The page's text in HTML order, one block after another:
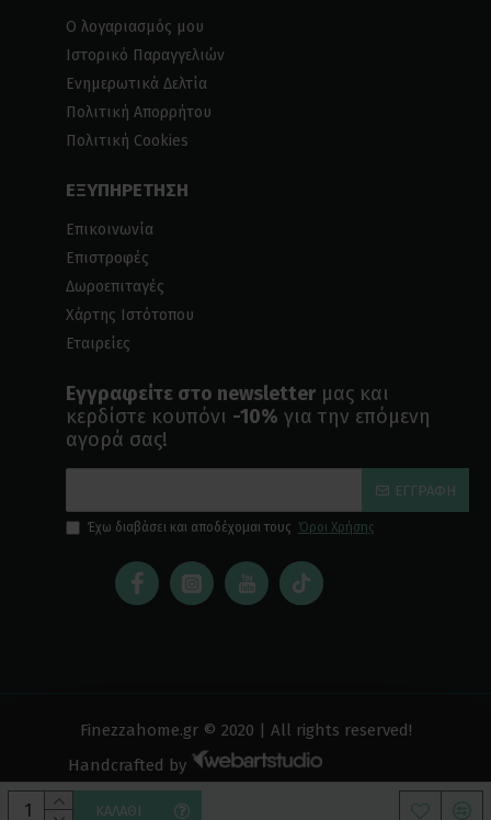
ΚΑΛΆΘΙ
Ο λογαριασμός μου
Ιστορικό Παραγγελιών
Ενημερωτικά Δελτία
Πολιτική Απορρήτου
Πολιτική Cookies
ΕΞΥΠΗΡΕΤΗΣΗ
Επικοινωνία
Επιστροφές
Δωροεπιταγές
Χάρτης Ιστότοπου
Εταιρείες
Εγγραφείτε στο newsletter μας και
κερδίστε κουπόνι -10% για την επόμενη
αγορά σας!
ΕΓΓΡΑΦΉ
Έχω διαβάσει και αποδέχομαι τους Όροι Χρήσης
Finezzahome.gr © 2020 | All rights reserved!
Handcrafted by